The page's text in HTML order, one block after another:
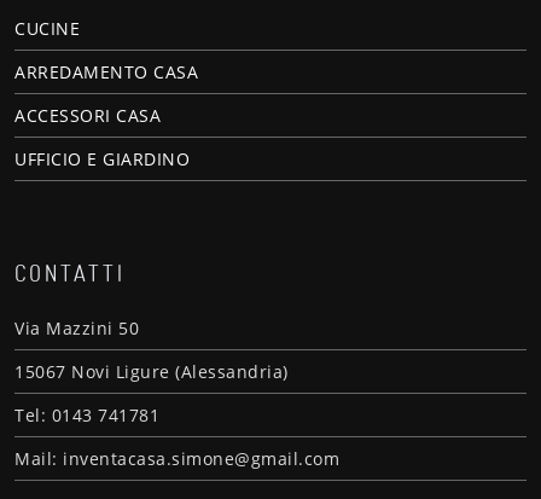
CUCINE
ARREDAMENTO CASA
ACCESSORI CASA
UFFICIO E GIARDINO
CONTATTI
Via Mazzini 50
15067 Novi Ligure (Alessandria)
Tel: 0143 741781
Mail: inventacasa.simone@gmail.com